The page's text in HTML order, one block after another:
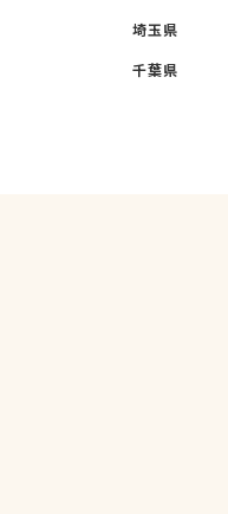
埼玉県
千葉県